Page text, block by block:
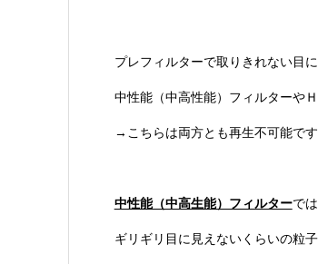
プレフィルターで取りきれない目
中性能（中高性能）フィルターや
→こちらは両方とも再生不可能です
中性能（中高生能）フィルターでは
ギリギリ目に見えないくらいの粒子